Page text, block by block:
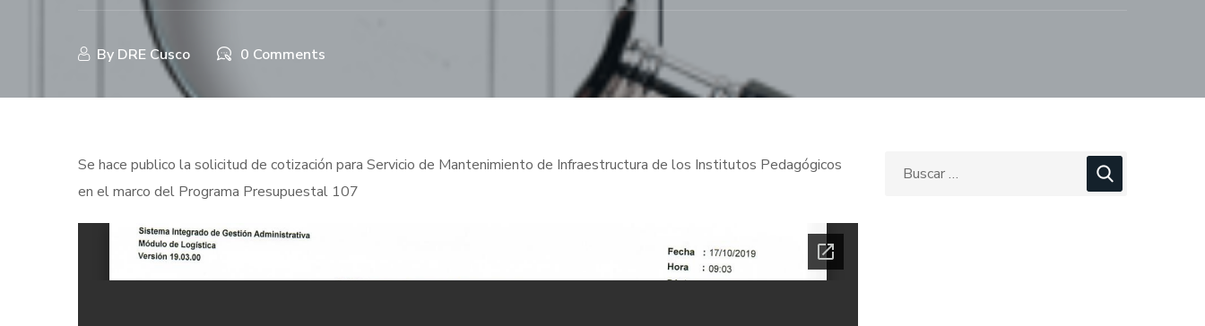
By DRE Cusco 0 Comments
Se hace publico la solicitud de cotización para Servicio de Mantenimiento de Infraestructura de los Institutos Pedagógicos
en el marco del Programa Presupuestal 107